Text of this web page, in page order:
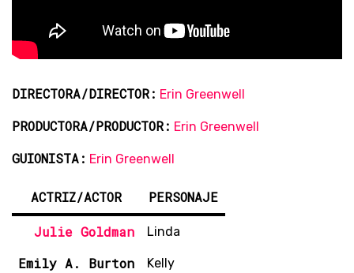
DIRECTORA/DIRECTOR: Erin Greenwell
PRODUCTORA/PRODUCTOR: Erin Greenwell
GUIONISTA: Erin Greenwell
ACTRIZ/ACTOR PERSONAJE
Julie Goldman Linda
Emily A. Burton Kelly